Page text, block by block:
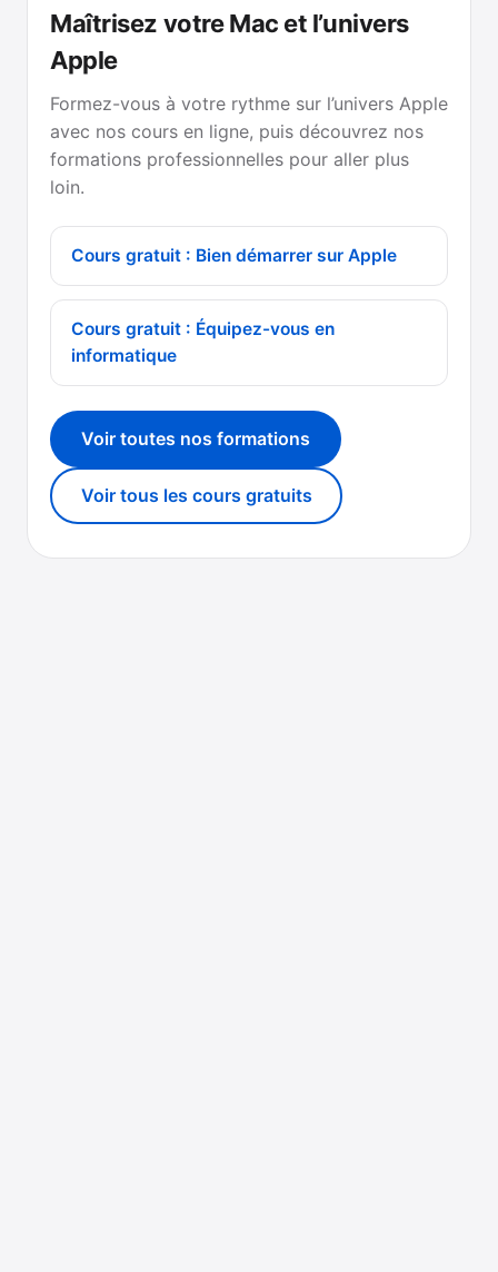
Maîtrisez votre Mac et l’univers
Apple
Formez-vous à votre rythme sur l’univers Apple
avec nos cours en ligne, puis découvrez nos
formations professionnelles pour aller plus
loin.
Cours gratuit : Bien démarrer sur Apple
Cours gratuit : Équipez-vous en
informatique
Voir toutes nos formations
Voir tous les cours gratuits